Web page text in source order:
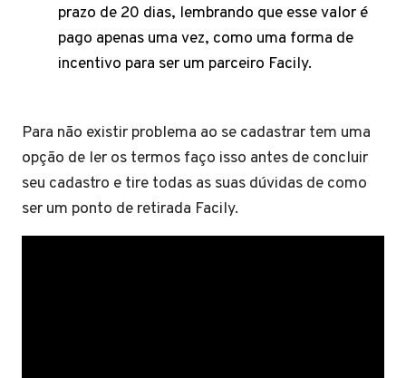
prazo de 20 dias, lembrando que esse valor é
pago apenas uma vez, como uma forma de
incentivo para ser um parceiro Facily.
Para não existir problema ao se cadastrar tem uma
opção de ler os termos faço isso antes de concluir
seu cadastro e tire todas as suas dúvidas de como
ser um ponto de retirada Facily.